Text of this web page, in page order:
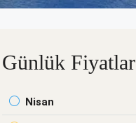
Günlük Fiyatlar
Nisan